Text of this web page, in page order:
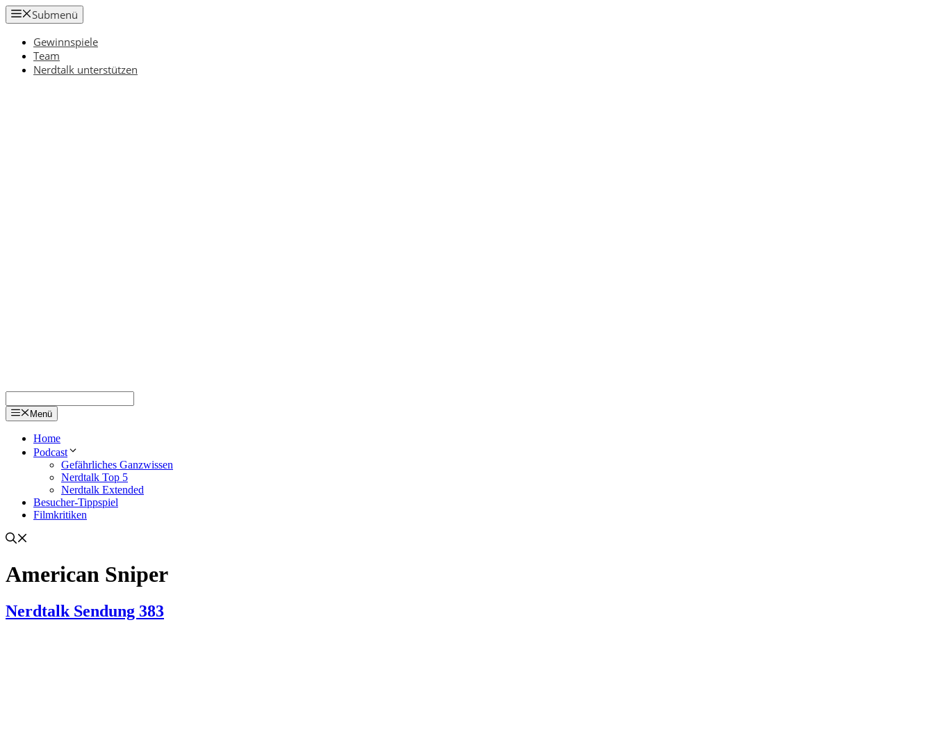
Zum
Inhalt
springen
Submenü
Gewinnspiele
Team
Nerdtalk unterstützen
Menü
Home
Podcast
Gefährliches Ganzwissen
Nerdtalk Top 5
Nerdtalk Extended
Besucher-Tippspiel
Filmkritiken
American Sniper
Nerdtalk Sendung 383